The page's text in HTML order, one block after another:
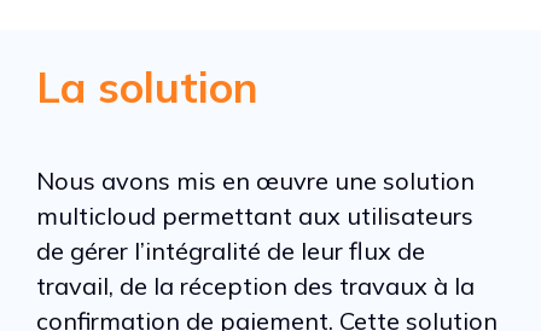
La solution
Nous avons mis en œuvre une solution
multicloud permettant aux utilisateurs
de gérer l’intégralité de leur flux de
travail, de la réception des travaux à la
confirmation de paiement. Cette solution